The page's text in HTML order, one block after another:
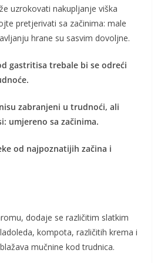
uzrokovati nakupljanje viška
pretjerivati sa začinima: male
hrane su sasvim dovoljne.
gastritisa trebale bi se odreći
zabranjeni u trudnoći, ali
umjereno sa začinima.
od najpoznatijih začina i
dodaje se različitim slatkim
kompota, različitih krema i
mučnine kod trudnica.